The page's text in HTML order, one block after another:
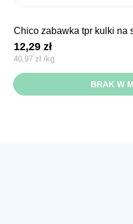
chico zabawka tpr kulki na
12,29zł
40,97zł /kg
BRAK W